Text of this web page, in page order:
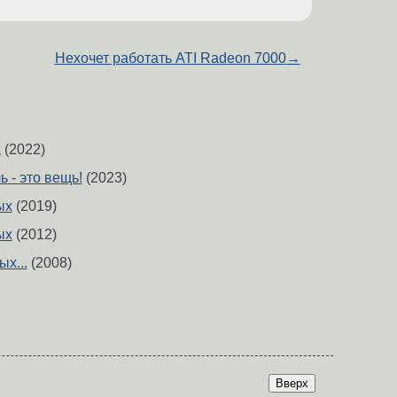
Нехочет работать ATI Radeon 7000→
(2022)
- это вещь! (2023)
(2019)
(2012)
(2008)
Вверх